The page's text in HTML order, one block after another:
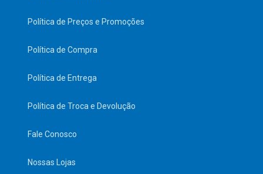
Política de Preços e Promoções
Política de Compra
Política de Entrega
Política de Troca e Devolução
Fale Conosco
Nossas Lojas